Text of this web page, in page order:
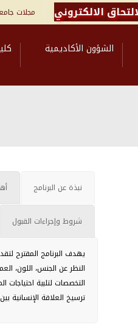
الالكتروني مجلات
الشؤون الأكاديمية
نبذة عن البرنامج
شروط وإجراءات القبول
يهدف البرنامج المقترح
النظر عن الجنس، اللون،
التخصصات لتلبية
ترسيخ العلاقة الإنسانية